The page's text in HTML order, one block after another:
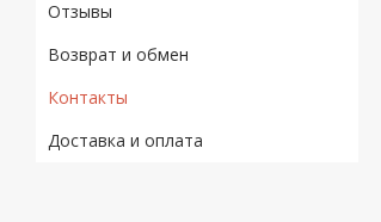
Отзывы
Возврат и обмен
Контакты
Доставка и оплата